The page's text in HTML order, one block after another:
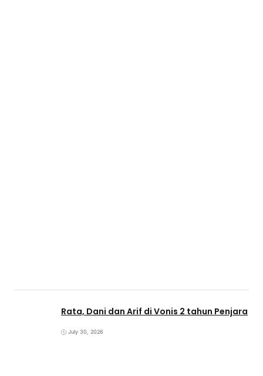
Rata, Dani dan Arif di Vonis 2 tahun Penjara
July 30, 2026